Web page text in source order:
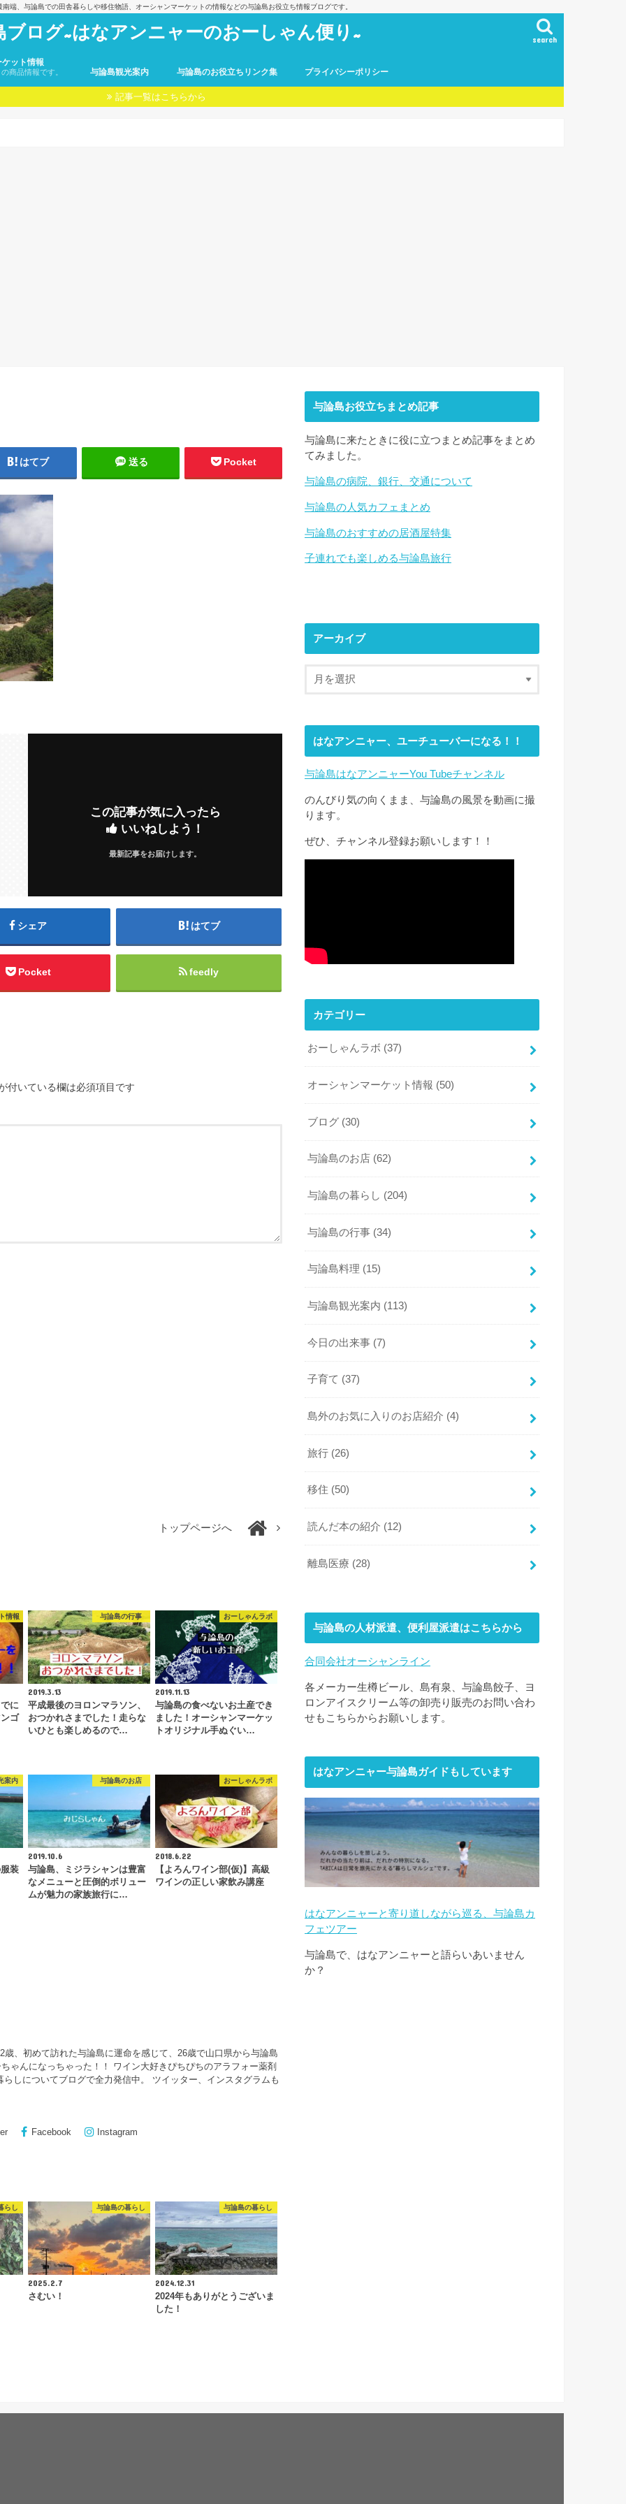
南端、与論島での田舎暮らしや移住物語、オーシャンマーケットの情報などの与論島お役立ち情報ブログです。
ブログ~はなアンニャーのおーしゃん便り~ search
ット情報
商品情報です。 与論島観光案内 与論島のお役立ちリンク集 プライバシーポリシー
記事一覧はこちらから
はてブ 送る Pocket
この記事が気に入ったら
いいねしよう！
最新記事をお届けします。
シェア はてブ
Pocket feedly
付いている欄は必須項目です
トップページへ
情報
に
ゴ
与論島の行事
2019.3.13
平成最後のヨロンマラソン、
おつかれさまでした！走らな
いひとも楽しめるので…
おーしゃんラボ
2019.11.13
与論島の食べないお土産でき
ました！オーシャンマーケッ
トオリジナル手ぬぐい…
案内
装
与論島のお店
2019.10.6
与論島、ミジラシャンは豊富
なメニューと圧倒的ボリュー
ムが魅力の家族旅行に…
おーしゃんラボ
2018.6.22
【よろんワイン部(仮)】高級
ワインの正しい家飲み講座
、初めて訪れた与論島に運命を感じて、26歳で山口県から与論島
ゃんになっちゃった！！ ワイン大好きぴちぴちのアラフォー薬剤
しについてブログで全力発信中。 ツイッター、インスタグラムも
Facebook Instagram
らし 与論島の暮らし
2025.2.7
さむい！
与論島の暮らし
2024.12.31
2024年もありがとうございま
した！
与論島お役立ちまとめ記事
与論島に来たときに役に立つまとめ記事をまとめ
てみました。
与論島の病院、銀行、交通について
与論島の人気カフェまとめ
与論島のおすすめの居酒屋特集
子連れでも楽しめる与論島旅行
アーカイブ
はなアンニャー、ユーチューバーになる！！
与論島はなアンニャーYou Tubeチャンネル
のんびり気の向くまま、与論島の風景を動画に撮
ります。
ぜひ、チャンネル登録お願いします！！
カテゴリー
おーしゃんラボ (37)
オーシャンマーケット情報 (50)
ブログ (30)
与論島のお店 (62)
与論島の暮らし (204)
与論島の行事 (34)
与論島料理 (15)
与論島観光案内 (113)
今日の出来事 (7)
子育て (37)
島外のお気に入りのお店紹介 (4)
旅行 (26)
移住 (50)
読んだ本の紹介 (12)
離島医療 (28)
与論島の人材派遣、便利屋派遣はこちらから
合同会社オーシャンライン
各メーカー生樽ビール、島有泉、与論島餃子、ヨ
ロンアイスクリーム等の卸売り販売のお問い合わ
せもこちらからお願いします。
はなアンニャー与論島ガイドもしています
はなアンニャーと寄り道しながら巡る、与論島カ
フェツアー
与論島で、はなアンニャーと語らいあいません
か？